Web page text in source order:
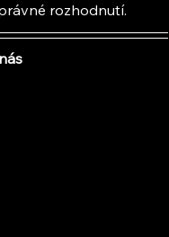
rozhodnutí.